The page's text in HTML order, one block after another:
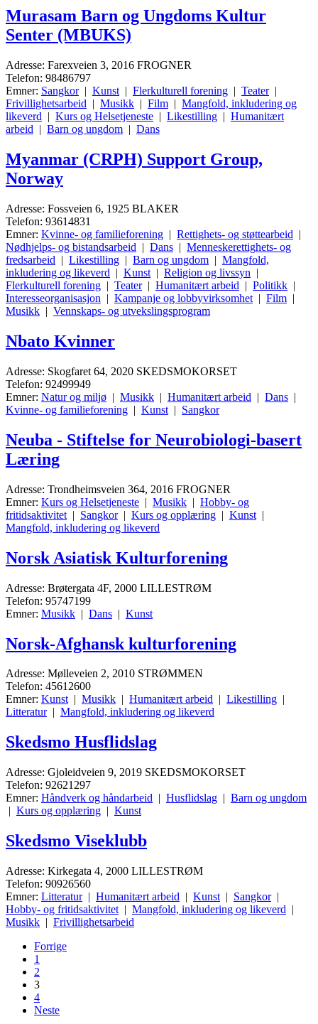
Murasam Barn og Ungdoms Kultur
Senter (MBUKS)
Adresse: Farexveien 3, 2016 FROGNER
Telefon: 98486797
Emner: Sangkor| Kunst | Flerkulturell forening | Teater|
Frivillighetsarbeid | Musikk | Film | Mangfold, inkludering og
likeverd | Kurs og Helsetjeneste | Likestilling | Humanitært
arbeid | Barn og ungdom | Dans
Myanmar (CRPH) Support Group,
Norway
Adresse: Fossveien 6, 1925 BLAKER
Telefon: 93614831
Emner: Kvinne- og familieforening | Rettighets- og støttearbeid |
Nødhjelps- og bistandsarbeid | Dans | Menneskerettighets- og
fredsarbeid | Likestilling | Barn og ungdom | Mangfold,
inkludering og likeverd | Kunst | Religion og livssyn |
Flerkulturell forening | Teater| Humanitært arbeid | Politikk |
Interesseorganisasjon | Kampanje og lobbyvirksomhet | Film |
Musikk | Vennskaps- og utvekslingsprogram
Nbato Kvinner
Adresse: Skogfaret 64, 2020 SKEDSMOKORSET
Telefon: 92499949
Emner: Natur og miljø | Musikk | Humanitært arbeid | Dans |
Kvinne- og familieforening | Kunst | Sangkor
Neuba - Stiftelse for Neurobiologi-basert
Læring
Adresse: Trondheimsveien 364, 2016 FROGNER
Emner: Kurs og Helsetjeneste | Musikk | Hobby- og
fritidsaktivitet | Sangkor| Kurs og opplæring | Kunst |
Mangfold, inkludering og likeverd
Norsk Asiatisk Kulturforening
Adresse: Brøtergata 4F, 2000 LILLESTRØM
Telefon: 95747199
Emner: Musikk | Dans | Kunst
Norsk-Afghansk kulturforening
Adresse: Mølleveien 2, 2010 STRØMMEN
Telefon: 45612600
Emner: Kunst| Musikk | Humanitært arbeid | Likestilling |
Litteratur| Mangfold, inkludering og likeverd
Skedsmo Husflidslag
Adresse: Gjoleidveien 9, 2019 SKEDSMOKORSET
Telefon: 92621297
Emner: Håndverk og håndarbeid | Husflidslag | Barn og ungdom
| Kurs og opplæring | Kunst
Skedsmo Viseklubb
Adresse: Kirkegata 4, 2000 LILLESTRØM
Telefon: 90926560
Emner: Litteratur| Humanitært arbeid | Kunst | Sangkor|
Hobby- og fritidsaktivitet | Mangfold, inkludering og likeverd |
Musikk | Frivillighetsarbeid
Forrige
1
2
3
4
Neste